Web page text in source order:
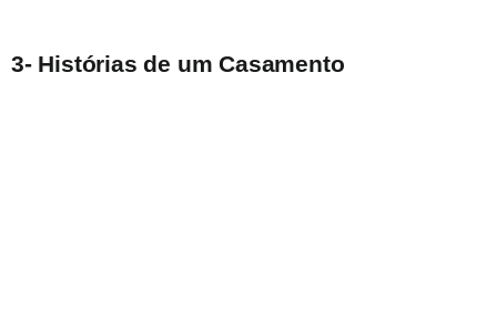
3- Histórias de um Casamento